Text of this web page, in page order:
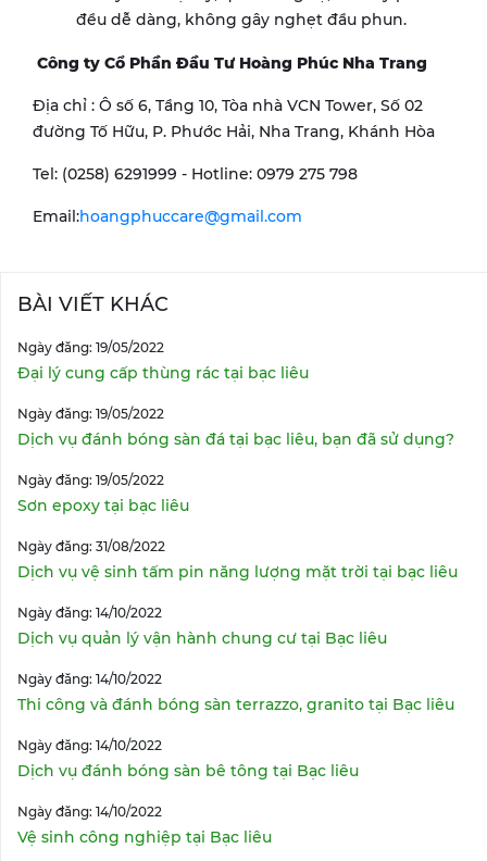
đều dễ dàng, không gây nghẹt đầu phun.
Công ty Cổ Phần Đầu Tư Hoàng Phúc Nha Trang
Địa chỉ : Ô số 6, Tầng 10, Tòa nhà VCN Tower, Số 02
đường Tố Hữu, P. Phước Hải, Nha Trang, Khánh Hòa
Tel: (0258) 6291999 - Hotline: 0979 275 798
Email:hoangphuccare@gmail.com
BÀI VIẾT KHÁC
Ngày đăng: 19/05/2022
Đại lý cung cấp thùng rác tại bạc liêu
Ngày đăng: 19/05/2022
Dịch vụ đánh bóng sàn đá tại bạc liêu, bạn đã sử dụng?
Ngày đăng: 19/05/2022
Sơn epoxy tại bạc liêu
Ngày đăng: 31/08/2022
Dịch vụ vệ sinh tấm pin năng lượng mặt trời tại bạc liêu
Ngày đăng: 14/10/2022
Dịch vụ quản lý vận hành chung cư tại Bạc liêu
Ngày đăng: 14/10/2022
Thi công và đánh bóng sàn terrazzo, granito tại Bạc liêu
Ngày đăng: 14/10/2022
Dịch vụ đánh bóng sàn bê tông tại Bạc liêu
Ngày đăng: 14/10/2022
Vệ sinh công nghiệp tại Bạc liêu